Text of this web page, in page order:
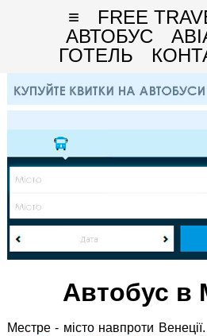
≡ FREE
АВТОБУС
ГОТЕЛЬ
Автобус в
Местре - місто навпроти